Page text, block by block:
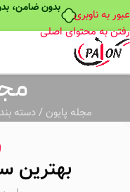
بدون ضامن،
عبور به ناوبری
رفتن به محتوای اصلی
مجله پایون / دسته
بهترین